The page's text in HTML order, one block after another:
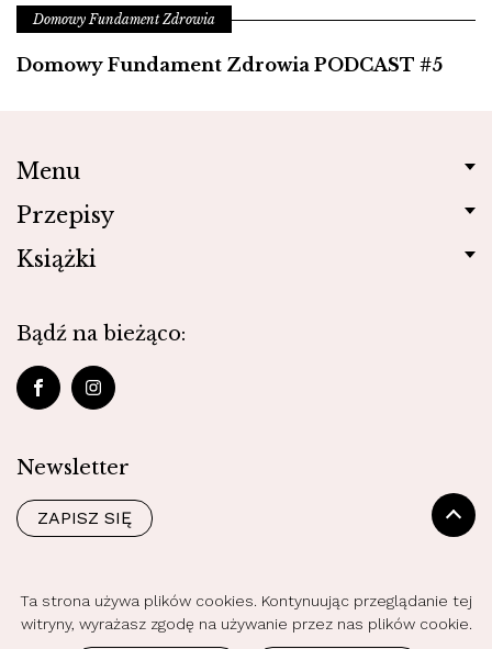
Domowy Fundament Zdrowia
Domowy Fundament Zdrowia PODCAST #5
Menu
Przepisy
Książki
Bądź na bieżąco:
Newsletter
ZAPISZ SIĘ
Polityka prywatności
Ta strona używa plików cookies. Kontynuując przeglądanie tej
witryny, wyrażasz zgodę na używanie przez nas plików cookie.